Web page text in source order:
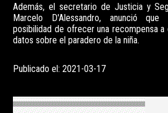
Además, el secretario de Justicia y
Marcelo D'Alessandro, anunció
posibilidad de ofrecer una recompensa a
datos sobre el paradero de la niña.
Publicado el: 2021-03-17